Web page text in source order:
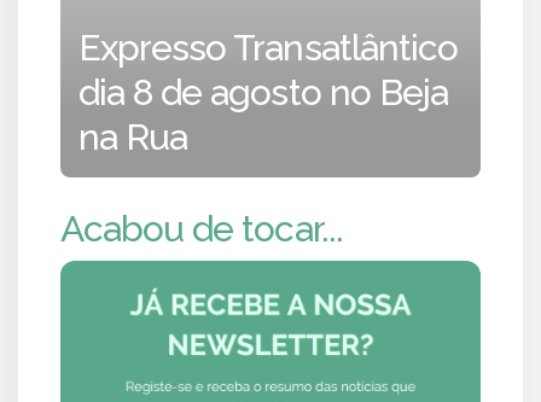
Expresso Transatlântico
dia 8 de agosto no Beja
na Rua
Acabou de tocar...